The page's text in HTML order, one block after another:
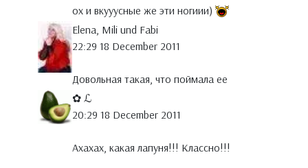
ох и вкууусные же эти ногиии)
Elena, Mili und Fabi
22:29 18 December 2011
Довольная такая, что поймала ее
✿ ℒ
20:29 18 December 2011
Ахахах, какая лапуня!!! Классно!!!